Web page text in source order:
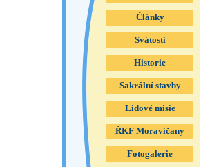
Články
Svátosti
Historie
Sakrální stavby
Lidové misie
ŘKF Moravičany
Fotogalerie